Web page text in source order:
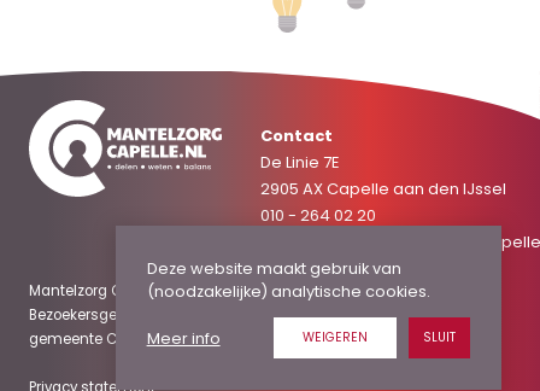
Contact
De Linie 7E
2905 AX Capelle aan den IJssel
010 - 264 02 20
Mantelzorg Capelle is onderdeel van Welzijn Capelle.
Bezoekersgegevens delen wij alleen mét toestemming met de
gemeente Capelle, voor slechts een paar specifieke doelen.
Deze website maakt gebruik van
(noodzakelijke) analytische cookies.
Meer info WEIGEREN SLUIT